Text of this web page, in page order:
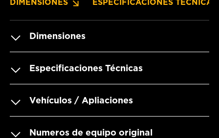
DIMENSIONES ESPECIFICACIONES TÉCNICAS
Dimensiones
Especificaciones Técnicas
Vehículos / Apliaciones
Numeros de equipo original